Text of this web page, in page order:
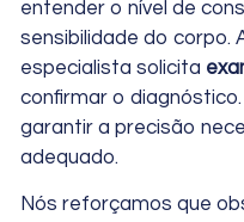
entender o nível de
sensibilidade do corpo.
especialista solicita
confirmar o
garantir a precisão
adequado.
Nós reforçamos que